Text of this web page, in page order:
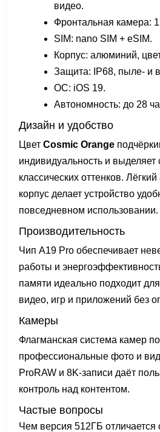
видео.
Фронтальная камера:
SIM: nano SIM + eSIM.
Корпус: алюминий,
Защита: IP68, пыле- и
ОС: iOS 19.
Автономность: до 28
Дизайн и удобство
Цвет Cosmic Orange
индивидуальность и
классических оттенков.
корпус делает устройство
повседневном использовании.
Производительность
Чип A19 Pro обеспечивает
работы и
памяти идеально подходит
видео, игр и приложений без
Камеры
Флагманская система камер
профессиональные фото и
ProRAW и 8K-записи даёт
контроль над контентом.
Частые вопросы
Чем версия 512ГБ